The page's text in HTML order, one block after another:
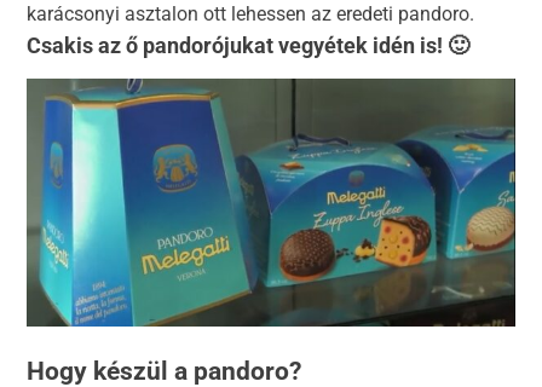
karácsonyi asztalon ott lehessen az eredeti pandoro.
Csakis az ő pandorójukat vegyétek idén is! 🙂
Hogy készül a pandoro?